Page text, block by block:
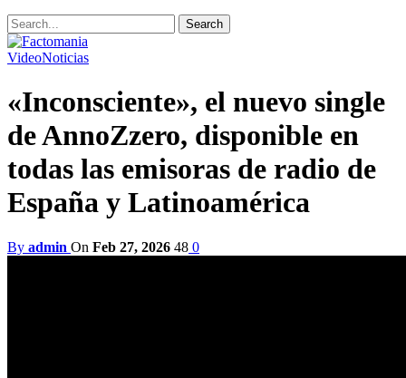
VideoNoticias
«Inconsciente», el nuevo single
de AnnoZzero, disponible en
todas las emisoras de radio de
España y Latinoamérica
By admin On Feb 27, 2026 48 0